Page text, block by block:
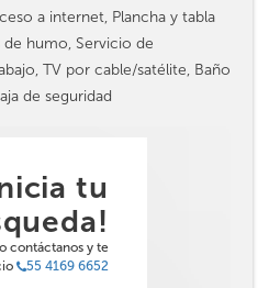
a internet, Plancha y tabla
humo, Servicio de
TV por cable/satélite, Baño
de seguridad
tu
contáctanos y te
55 4169 6652